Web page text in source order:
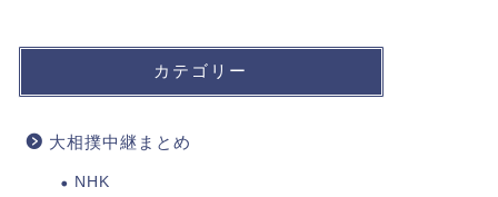
カテゴリー
大相撲中継まとめ
NHK